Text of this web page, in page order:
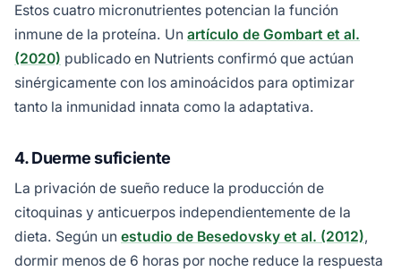
Estos cuatro micronutrientes potencian la función
inmune de la proteína. Un artículo de Gombart et al.
(2020) publicado en Nutrients confirmó que actúan
sinérgicamente con los aminoácidos para optimizar
tanto la inmunidad innata como la adaptativa.
4. Duerme suficiente
La privación de sueño reduce la producción de
citoquinas y anticuerpos independientemente de la
dieta. Según un estudio de Besedovsky et al. (2012),
dormir menos de 6 horas por noche reduce la respuesta